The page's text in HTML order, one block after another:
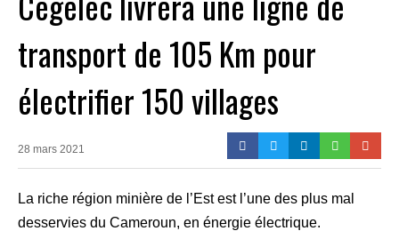
transport de 105 Km pour
électrifier 150 villages
28 mars 2021
La riche région minière de l’Est est l’une des plus mal
desservies du Cameroun, en énergie électrique.